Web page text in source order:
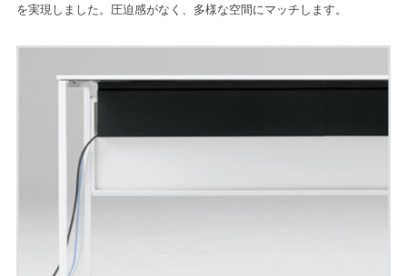
を実現しました。圧迫感がなく、多様な空間にマッチします。